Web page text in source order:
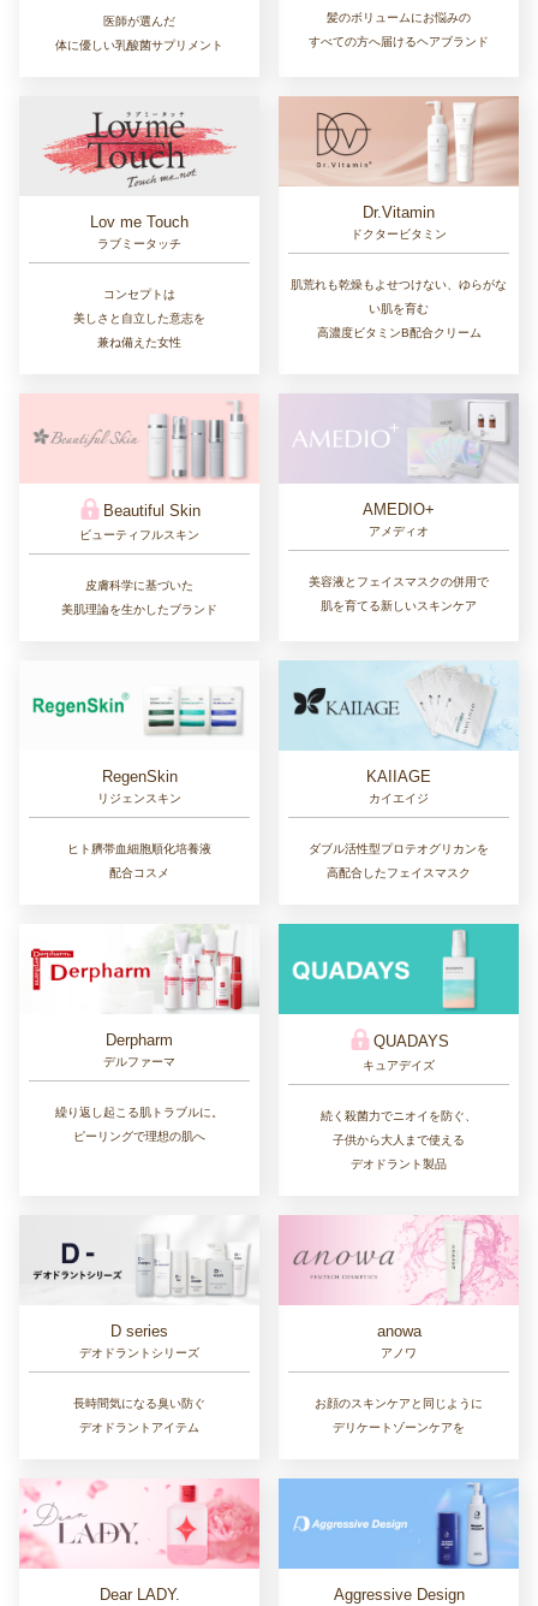
医師が選んだ
体に優しい乳酸菌サプリメント
髪のボリュームにお悩みの
すべての方へ届けるヘアブランド
Lov me Touch
ラブミータッチ
コンセプトは
美しさと自立した意志を
兼ね備えた女性
Dr.Vitamin
ドクタービタミン
肌荒れも乾燥もよせつけない、ゆらがな
い肌を育む
高濃度ビタミンB配合クリーム
Beautiful Skin
ビューティフルスキン
皮膚科学に基づいた
美肌理論を生かしたブランド
AMEDIO+
アメディオ
美容液とフェイスマスクの併用で
肌を育てる新しいスキンケア
RegenSkin
リジェンスキン
ヒト臍帯血細胞順化培養液
配合コスメ
KAIIAGE
カイエイジ
ダブル活性型プロテオグリカンを
高配合したフェイスマスク
Derpharm
デルファーマ
繰り返し起こる肌トラブルに。
ピーリングで理想の肌へ
QUADAYS
キュアデイズ
続く殺菌力でニオイを防ぐ、
子供から大人まで使える
デオドラント製品
D series
デオドラントシリーズ
長時間気になる臭い防ぐ
デオドラントアイテム
anowa
アノワ
お顔のスキンケアと同じように
デリケートゾーンケアを
Dear LADY. Aggressive Design